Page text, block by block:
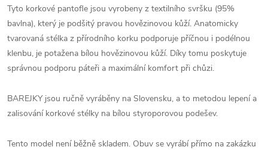
Tyto korkové pantofle jsou vyrobeny z textilního svršku (95%
bavlna), který je podšitý pravou hovězinovou kůží. Anatomicky
tvarovaná stélka z přírodního korku podporuje příčnou i podélnou
klenbu, je potažena bílou hovězinovou kůží. Díky tomu poskytuje
správnou podporu páteři a maximální komfort při chůzi.
BAREJKY jsou ručně vyráběny na Slovensku, a to metodou lepení a
zalisování korkové stélky na bílou styroporovou podešev.
Tento model není běžně skladem. Obuv se vyrábí přímo na zakázku